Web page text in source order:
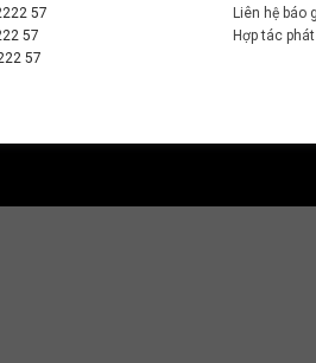
57
57
57
Liên hệ báo
Hợp tác